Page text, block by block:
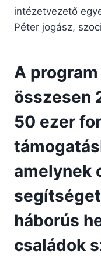
intézetvezető
Péter jogász,
A
összesen
50 ezer
amelynek
háborús
családok